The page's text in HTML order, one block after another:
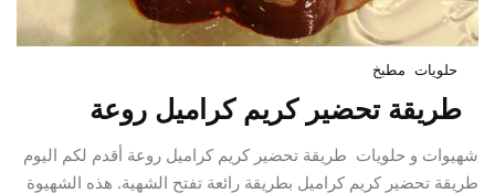
حلويات مطبخ
طريقة تحضير كريم كراميل روعة
شهيوات و حلويات طريقة تحضير كريم كراميل روعة أقدم لكم اليوم
طريقة تحضير كريم كراميل بطريقة رائعة تفتح الشهية. هذه الشهيوة